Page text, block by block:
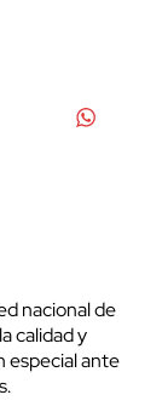
nacional de
calidad y
especial ante